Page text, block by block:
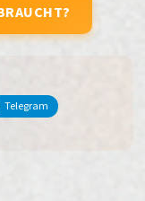
Telegram